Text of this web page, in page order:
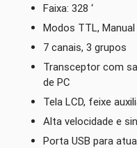
Faixa: 328 ‘
Modos TTL,
7 canais, 3 grupos
Transceptor com
de PC
Tela LCD, feixe
Alta velocidade e
Porta USB para